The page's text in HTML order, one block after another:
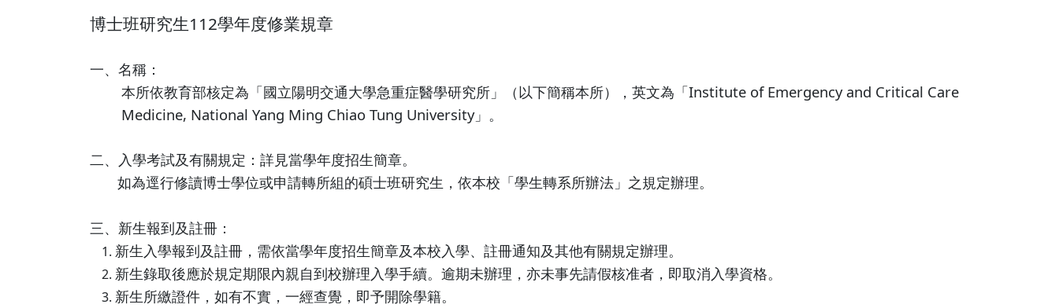
碩士班111學年度修業規章
博士班研究生112學年度修業規章
一、名稱：
本所依教育部核定為「國立陽明交通大學急重症醫學研究所」（以下簡稱本所），英文為「Institute of Emergency and Critical Care
Medicine, National Yang Ming Chiao Tung University」。
二、入學考試及有關規定： 詳見當學年度招生簡章。
如為逕行修讀博士學位或申請轉所組的碩士班研究生，依本校「學生轉系所辦法」之規定辦理。
三、新生報到及註冊：
新生入學報到及註冊，需依當學年度招生簡章及本校入學、註冊通知及其他有關規定辦理。
新生錄取後應於規定期限內親自到校辦理入學手續。逾期未辦理，亦未事先請假核准者，即取消入學資格。
新生所繳證件，如有不實，一經查覺，即予開除學籍。